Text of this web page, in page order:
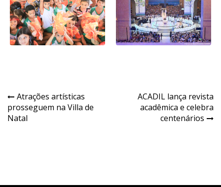
Navegação
de
Atrações artísticas
prosseguem na Villa de
Natal
ACADIL lança revista
acadêmica e celebra
centenários